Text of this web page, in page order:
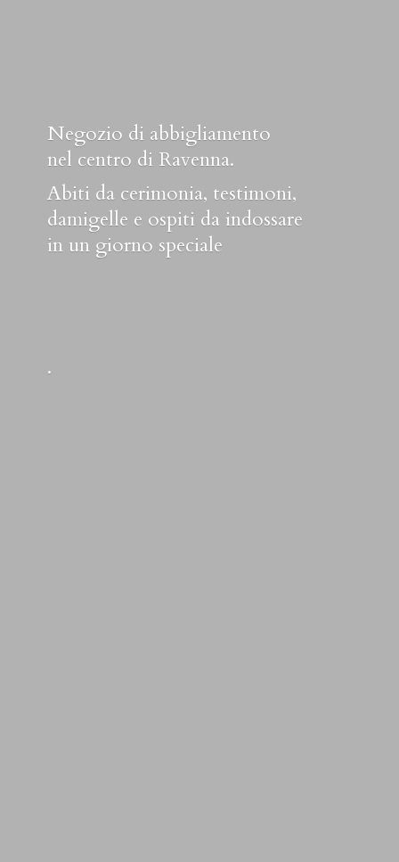
Negozio di abbigliamento
nel centro di Ravenna.
Abiti da cerimonia, testimoni,
damigelle e ospiti da indossare
in un giorno speciale
.